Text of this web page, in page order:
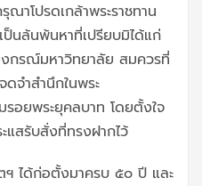
ณาโปรดเกล้าพระราชทาน
นล้นพ้นหาที่เปรียบมิได้แก่
กรณ์มหาวิทยาลัย สมควรที่
จำสำนึกในพระ
อยพระยุคลบาท โดยตั้งใจ
แสรับสั่งที่ทรงฝากไว้
ได้ก่อตั้งมาครบ ๕๐ ปี และ